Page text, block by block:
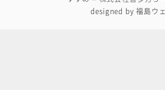
designed by福島ウ